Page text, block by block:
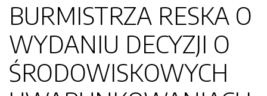
BURMISTRZA RESKA O
WYDANIU DECYZJI O
ŚRODOWISKOWYCH